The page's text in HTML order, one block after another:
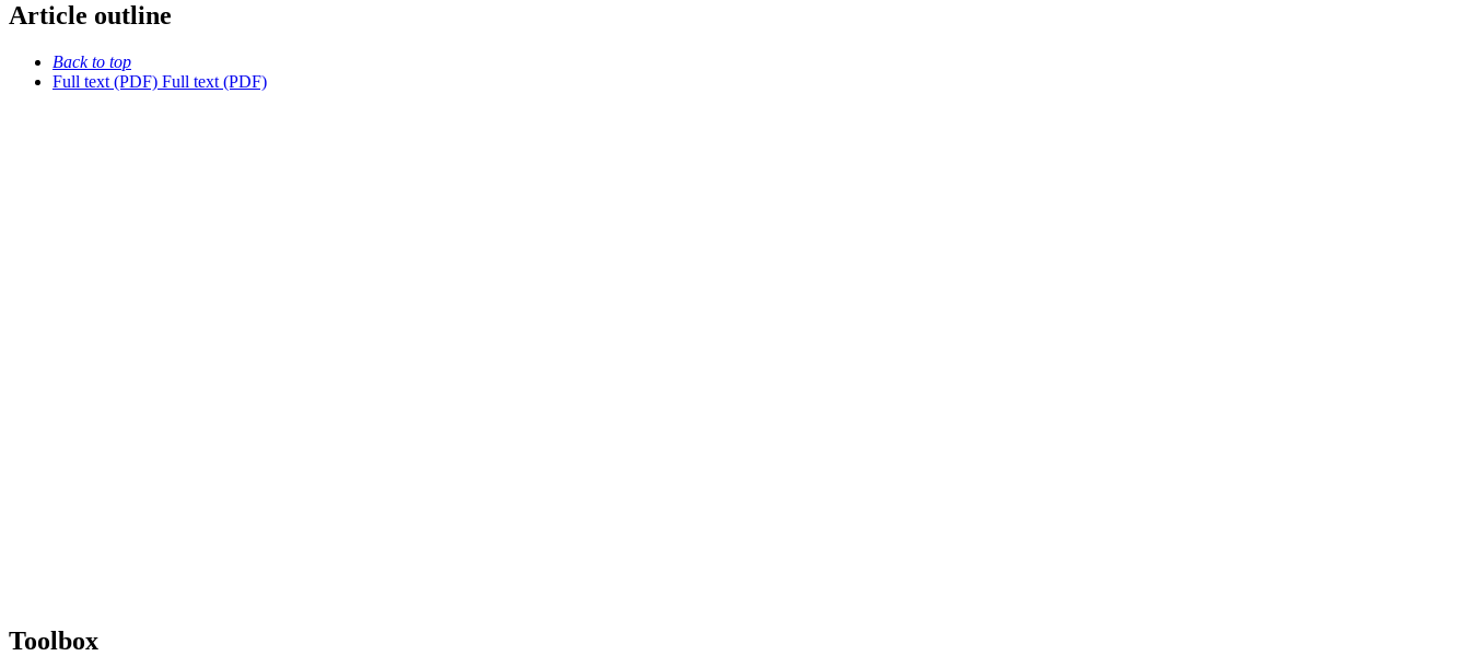
Article outline
Back to top
Full text (PDF) Full text (PDF)
Toolbox